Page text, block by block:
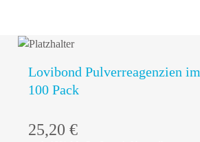
Lovibond Pulverreagenzien im
100 Pack
25,20 €